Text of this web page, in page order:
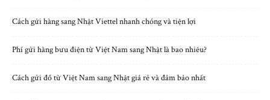
Cách gửi hàng sang Nhật Viettel nhanh chóng và tiện lợi
Phí gửi hàng bưu điện từ Việt Nam sang Nhật là bao nhiêu?
Cách gửi đồ từ Việt Nam sang Nhật giá rẻ và đảm bảo nhất